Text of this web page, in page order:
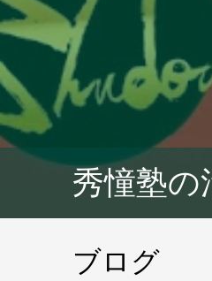
秀憧塾の
ブログ